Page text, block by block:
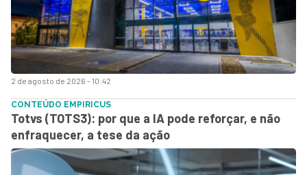
2 de agosto de 2026 - 10:42
CONTEÚDO EMPIRICUS
Totvs (TOTS3): por que a IA pode reforçar, e não
enfraquecer, a tese da ação